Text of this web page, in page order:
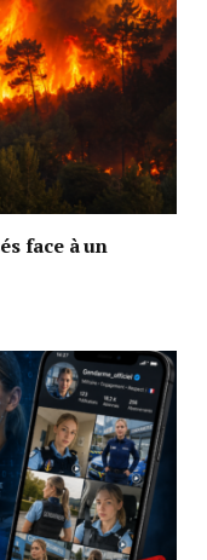
face à un